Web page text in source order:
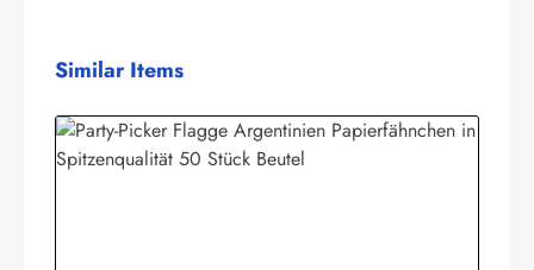
Produktgalerie überspringen
Similar Items